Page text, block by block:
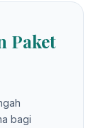
Paket
bagi